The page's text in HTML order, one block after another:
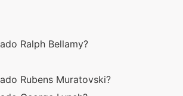
Ralph Bellamy?
Rubens Muratovski?